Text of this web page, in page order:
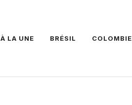
À LA UNE BRÉSIL COLOMBIE